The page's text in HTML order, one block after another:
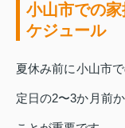
小山市での
ケジュール
夏休み前に小山市
定日の2〜3か月前